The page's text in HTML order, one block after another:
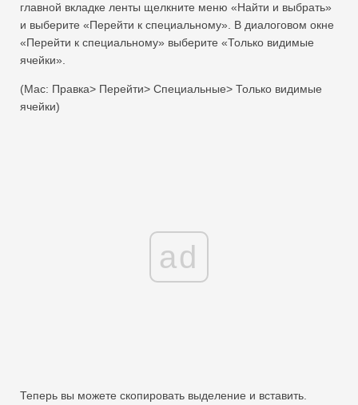
главной вкладке ленты щелкните меню «Найти и выбрать»
и выберите «Перейти к специальному». В диалоговом окне
«Перейти к специальному» выберите «Только видимые
ячейки».
(Mac: Правка> Перейти> Специальные> Только видимые
ячейки)
ad
Теперь вы можете скопировать выделение и вставить.